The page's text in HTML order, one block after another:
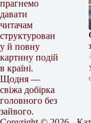
прагнемо
давати
читачам
структурован
у й повну
картину подій
в країні.
Щодня —
свіжа добірка
головного без
зайвого.